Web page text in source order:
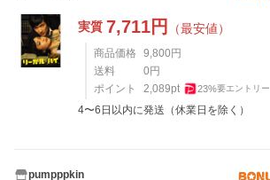
実質 7,711円 （最安値）
商品価格 9,800 円
送料
0 円
ポイント
2,089pt 23%要エントリー
4〜6日以内に発送（休業日を除く）
pumpppkin